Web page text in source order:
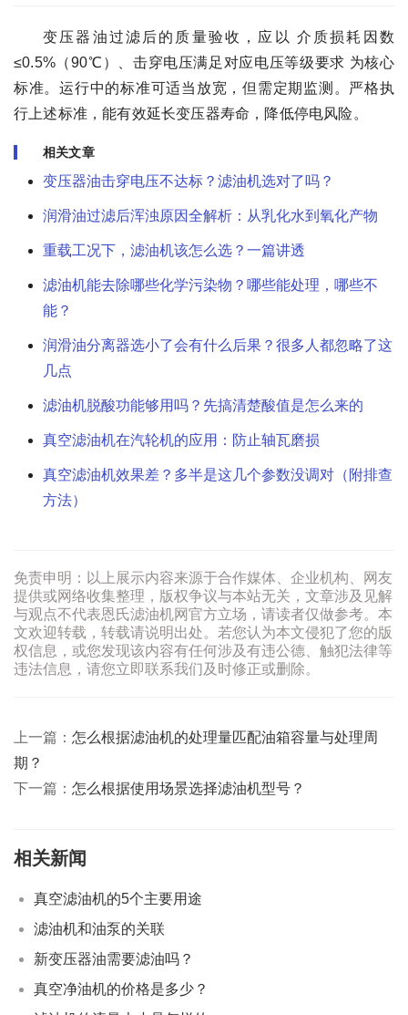
变压器油过滤后的质量验收，应以 介质损耗因数
≤0.5%（90℃）、击穿电压满足对应电压等级要求 为核心
标准。运行中的标准可适当放宽，但需定期监测。严格执
行上述标准，能有效延长变压器寿命，降低停电风险。
相关文章
变压器油击穿电压不达标？滤油机选对了吗？
润滑油过滤后浑浊原因全解析：从乳化水到氧化产物
重载工况下，滤油机该怎么选？一篇讲透
滤油机能去除哪些化学污染物？哪些能处理，哪些不
能？
润滑油分离器选小了会有什么后果？很多人都忽略了这
几点
滤油机脱酸功能够用吗？先搞清楚酸值是怎么来的
真空滤油机在汽轮机的应用：防止轴瓦磨损
真空滤油机效果差？多半是这几个参数没调对（附排查
方法）
免责申明：以上展示内容来源于合作媒体、企业机构、网友
提供或网络收集整理，版权争议与本站无关，文章涉及见解
与观点不代表恩氏滤油机网官方立场，请读者仅做参考。本
文欢迎转载，转载请说明出处。若您认为本文侵犯了您的版
权信息，或您发现该内容有任何涉及有违公德、触犯法律等
违法信息，请您立即联系我们及时修正或删除。
上一篇： 怎么根据滤油机的处理量匹配油箱容量与处理周
期？
下一篇： 怎么根据使用场景选择滤油机型号？
相关新闻
真空滤油机的5个主要用途
滤油机和油泵的关联
新变压器油需要滤油吗？
真空净油机的价格是多少？